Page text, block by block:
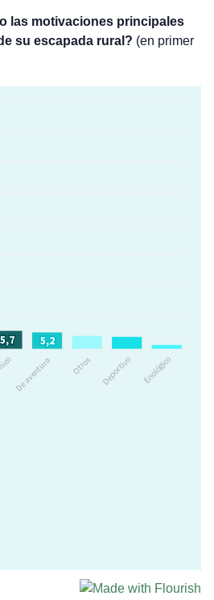
las motivaciones principales
su escapada rural? (en primer